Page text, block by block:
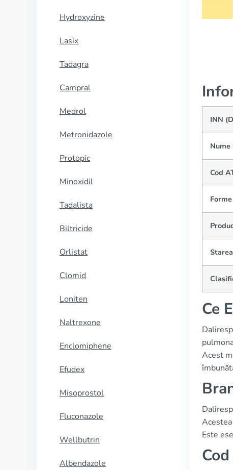
Hydroxyzine
Lasix
Tadagra
Campral
Medrol
Metronidazole
Protopic
Minoxidil
Tadalista
Biltricide
Orlistat
Clomid
Loniten
Naltrexone
Enclomiphene
Efudex
Misoprostol
Fluconazole
Wellbutrin
Albendazole
INN
Nume
Cod
Ce
Acest
Este